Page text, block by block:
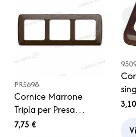
PRS698
Cornice Marrone
Tripla per Presa
GalaXL Caravan
7,75 €
IP